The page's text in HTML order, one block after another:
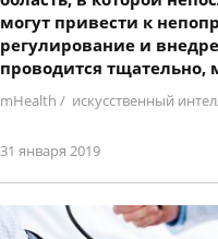
могут привести к
регулирование и
проводится тщательно,
mHealth / искусственный
31 января 2019